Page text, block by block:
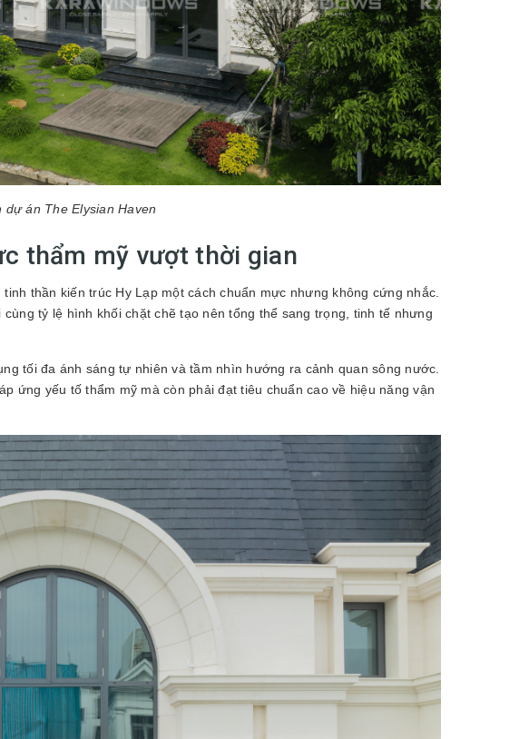
dự án The Elysian Haven
thẩm mỹ vượt thời gian
thần kiến trúc Hy Lạp một cách chuẩn mực nhưng không cứng nhắc.
tỷ lệ hình khối chặt chẽ tạo nên tổng thể sang trọng, tinh tế nhưng
tối đa ánh sáng tự nhiên và tầm nhìn hướng ra cảnh quan sông nước.
ứng yếu tố thẩm mỹ mà còn phải đạt tiêu chuẩn cao về hiệu năng vận